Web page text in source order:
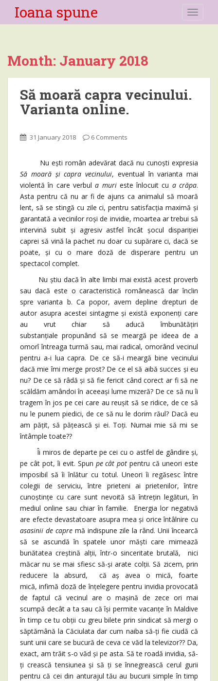
Ioana spune
Month: January 2018
Să moară capra vecinului.
Varianta online.
31 January 2018 6 Comments
Nu ești român adevărat dacă nu cunoști expresia
Să moară și capra vecinului, eventual în varianta mai
violentă în care verbula murieste înlocuit cu a crăpa.
Asta pentru că nu ar fi de ajuns ca animalul să moară
lent, să se stingă cu zile ci, pentru satisfacția maximă și
garantată a vecinilor roși de invidie, moartea ar trebui să
intervină subit și agresiv astfel încât șocul dispariției
caprei să vină la pachet nu doar cu supărare ci, dacă se
poate, și cu o mare doză de disperare pentru un
spectacol complet.
Nu știu dacă în alte limbi mai există acest proverb
sau dacă este o caracteristică românească dar înclin
spre varianta b. Ca popor, avem depline drepturi de
autor asupra acestei sintagme și există exponenți care
au vrut chiar să aducă îmbunătățiri
substanțiale propunând să se meargă pe ideea de a
omorî întreaga turmă sau, mai radical, omorând vecinul
pentru a-i lua capra. De ce să-i meargă bine vecinului
dacă mie îmi merge prost? De ce el să aibă succes și eu
nu? De ce să râdă și să fie fericit când corect ar fi să ne
scăldăm amândoi în aceeași lume mizeră? De ce să nu îi
tragem în jos pe cei care au reușit să se ridice, de ce să
nu le punem piedici, de ce să nu le dorim răul? Dacă eu
am pățit, să pățească și ei. Toți. Numai mie să mi se
întâmple toate??
Îi miros de departe pe cei cu o astfel de gândire și,
pe cât pot, îi evit. Spun pe cât pot pentru că uneori este
imposibil să îi înlătur cu totul. Uneori îi regăsesc între
colegii de serviciu, între prieteni ai prietenilor, între
cunoștințe cu care sunt nevoită să întrețin legături, în
mediul online sau chiar în familie. Energia lor negativă
are efecte devastatoare asupra mea și orice întâlnire cu
asasinii de capremă indispune zile la rând. Unii încearcă
să se ascundă în spatele unor măști care mimează
bunătatea creștină alții, într-o sinceritate brutală, nici
măcar nu se mai sfiesc să-și arate colții. Să zicem, prin
reducere la absurd, că aș avea o mică, foarte
mică, infimă doză de înțelegere pentru invidia provocată
de faptul că vecinul are o mașină de zece ori mai
scumpă decât a ta sau că își permite vacanțe în Maldive
în timp ce tu obții cu greu bilete prin sindicat să mergi o
săptămână la Căciulata dar cum naiba să-ți fie ciudă că
sunt unii care se bucură de ceva ce văd la televizor?? Da,
exact, am trăit s-o văd și pe asta. Să te roadă invidia, să-
ți crească tensiunea și să ți se înnegrească cerul gurii
pentru că cei din anturajul tău au bucurii simple în timp